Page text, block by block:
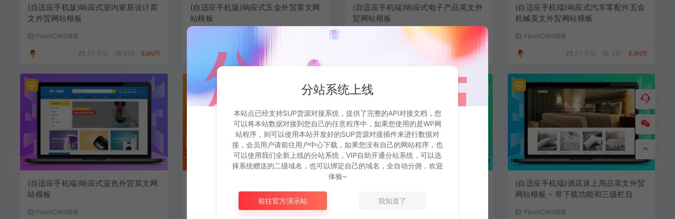
(自适应手机版)响应式室内家居设计英
文外贸网站模板
PbootCMS模板
2个月前 838 8.9N币
(自适应手机版)响应式五金外贸英文网
站模板
2个月前
(自适应手机端)响应式电子产品英文外
贸网站模板
8.9N币
(自适应手机端)响应式汽车零配件五金
机械英文外贸网站模板
PbootCMS模板
2个月前 381 8.9N币
(自适应手机端)响应式蓝色外贸英文网
站模板
PbootCMS模板 PbootCMS模板
(自适应手机端)酒店床上用品英文外贸
网站模板 – 带下载功能和三级栏目
PbootCMS模板
分站系统上线
本站点已经支持SUP货源对接系统，提供了完整的API对接文档，您
可以将本站数据对接到您自己的任意程序中，如果您使用的是WP网
站程序，则可以使用本站开发好的SUP货源对接插件来进行数据对
接，会员用户请前往用户中心下载，如果您没有自己的网站程序，也
可以使用我们全新上线的分站系统，VIP自助开通分站系统，可以选
择系统赠送的二级域名，也可以绑定自己的域名，全自动分佣，欢迎
体验~
前往官方演示站 我知道了